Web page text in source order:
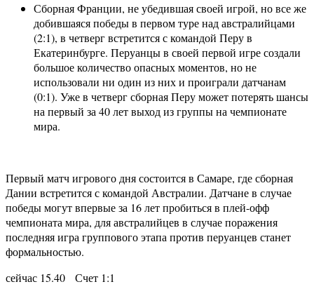
Сборная Франции, не убедившая своей игрой, но все же
добившаяся победы в первом туре над австралийцами
(2:1), в четверг встретится с командой Перу в
Екатеринбурге. Перуанцы в своей первой игре создали
большое количество опасных моментов, но не
использовали ни один из них и проиграли датчанам
(0:1). Уже в четверг сборная Перу может потерять шансы
на первый за 40 лет выход из группы на чемпионате
мира.
Первый матч игрового дня состоится в Самаре, где сборная
Дании встретится с командой Австралии. Датчане в случае
победы могут впервые за 16 лет пробиться в плей-офф
чемпионата мира, для австралийцев в случае поражения
последняя игра группового этапа против перуанцев станет
формальностью.
сейчас 15.40 Счет 1:1